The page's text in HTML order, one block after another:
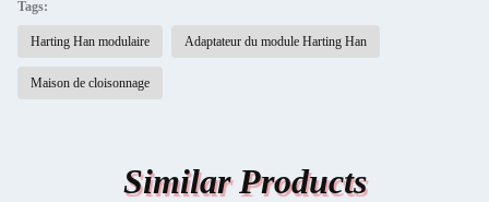
Tags:
Harting Han modulaire Adaptateur du module Harting Han
Maison de cloisonnage
Similar Products